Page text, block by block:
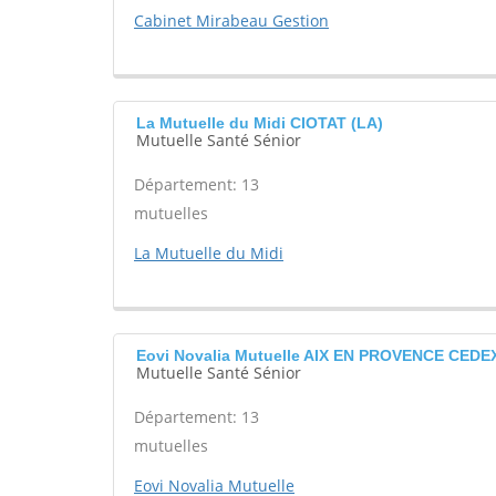
Cabinet Mirabeau Gestion
La Mutuelle du Midi CIOTAT (LA)
Mutuelle Santé Sénior
Département: 13
mutuelles
La Mutuelle du Midi
Eovi Novalia Mutuelle AIX EN PROVENCE
Mutuelle Santé Sénior
Département: 13
mutuelles
Eovi Novalia Mutuelle